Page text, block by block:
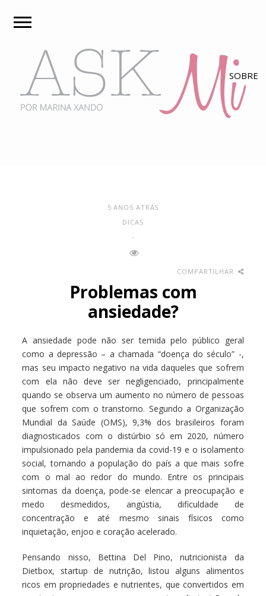
5 ANOS ATRÁS
DICAS
-
COMPARTILHAR
Problemas com
ansiedade?
A ansiedade pode não ser temida pelo público geral
como a depressão – a chamada “doença do século” -,
mas seu impacto negativo na vida daqueles que sofrem
com ela não deve ser negligenciado, principalmente
quando se observa um aumento no número de pessoas
que sofrem com o transtorno. Segundo a Organização
Mundial da Saúde (OMS), 9,3% dos brasileiros foram
diagnosticados com o distúrbio só em 2020, número
impulsionado pela pandemia da covid-19 e o isolamento
social, tornando a população do país a que mais sofre
com o mal ao redor do mundo. Entre os principais
sintomas da doença, pode-se elencar a preocupação e
medo desmedidos, angústia, dificuldade de
concentração e até mesmo sinais físicos como
inquietação, enjoo e coração acelerado.
Pensando nisso, Bettina Del Pino, nutricionista da
Dietbox, startup de nutrição, listou alguns alimentos
ricos em propriedades e nutrientes, que convertidos em